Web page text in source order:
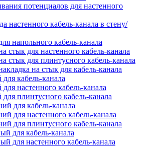
потенциалов для настенного
настенного кабель-канала в стену/
напольного кабель-канала
стык для настенного кабель-канала
стык для плинтусного кабель-канала
на стык для кабель-канала
кабель-канала
настенного кабель-канала
плинтусного кабель-канала
для кабель-канала
для настенного кабель-канала
для плинтусного кабель-канала
для кабель-канала
для настенного кабель-канала